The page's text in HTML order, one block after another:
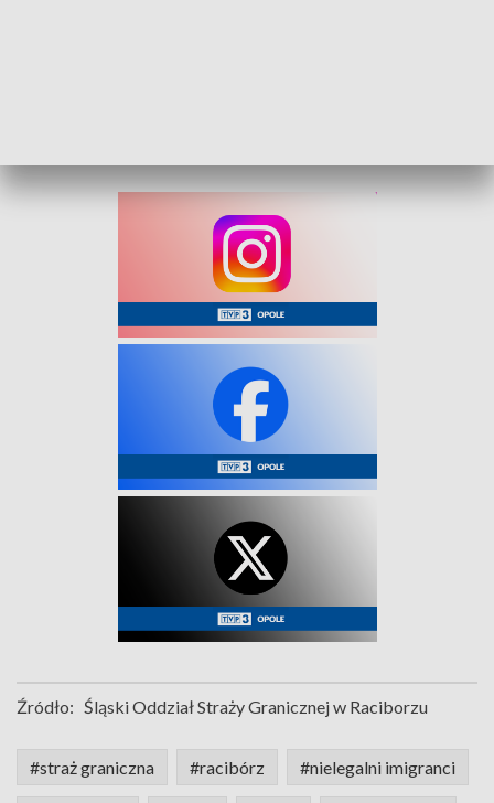
Źródło: Śląski Oddział Straży Granicznej w Raciborzu
#straż graniczna #racibórz #nielegalni imigranci